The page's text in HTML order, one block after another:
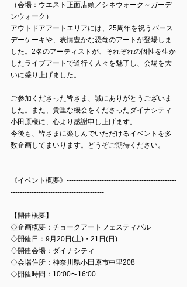
（会場：ウエスト正面店頭／シネウォーク～ガーデ
ンウォーク）
アウトドアアートエリアには、25周年を祝うバース
デーケーキや、表情豊かな恐竜のアートが登場しま
した。2名のアーティストが、それぞれの個性を生か
したライブアートで道行く人々を魅了し、会場を大
いに盛り上げました。
ご参加くださった皆さま、誠にありがとうございま
した。また、貴重な機会をくださったダイナシティ
小田原様に、心より感謝申し上げます。
今後も、皆さまに楽しんでいただけるイベントを多
数企画してまいります。どうぞご期待ください。
《イベント概要》-----------------------------------------------
----------------------------------------
【開催概要】
◇企画概要：チョークアートフェスティバル
◇開催日：9月20日(土)・21日(日)
◇開催会場： ダイナシティ
◇会場住所： 神奈川県小田原市中里208
◇開催時間： 10:00〜16:00